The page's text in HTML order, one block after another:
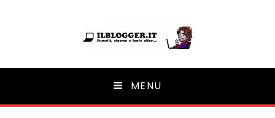
Ilblogger.it
Il portalino di blog | MENU